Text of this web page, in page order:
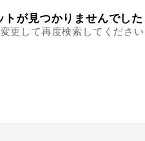
トが見つかりませんでした
更して再度検索してください